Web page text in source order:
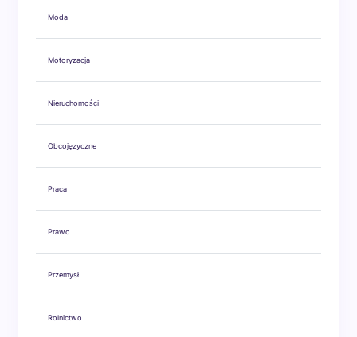
Moda
Motoryzacja
Nieruchomości
Obcojęzyczne
Praca
Prawo
Przemysł
Rolnictwo